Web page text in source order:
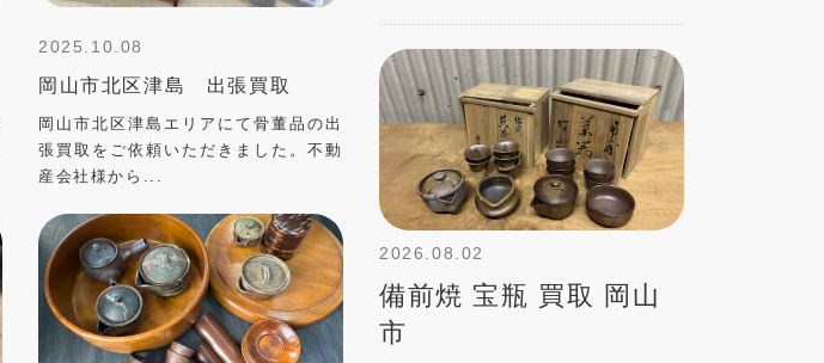
2025.10.08
岡山市北区津島 出張買取
岡山市北区津島エリアにて骨董品の出
張買取をご依頼いただきました。不動
産会社様から...
2026.08.02
備前焼 宝瓶 買取 岡山
市